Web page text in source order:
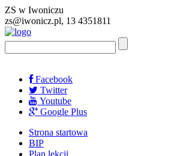
ZS w Iwoniczu
zs@iwonicz.pl, 13 4351811
Facebook
Twitter
Youtube
Google Plus
Strona startowa
BIP
Plan lekcji